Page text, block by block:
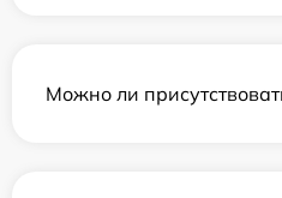
Можно ли